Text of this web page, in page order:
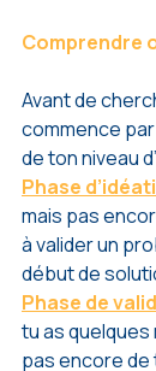
Comprendre
Avant de
commence
de ton niveau
Phase
mais pas
à valider un
début de
Phase de
tu as
pas encore